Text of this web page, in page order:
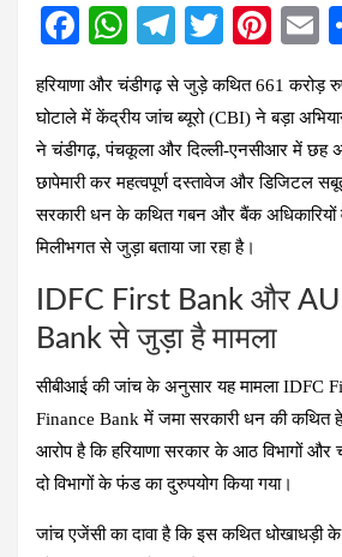
F
ce
b
o
o
k
W
h
at
s
A
p
p
T
el
e
gr
a
m
T
wi
tt
er
Pi
er
es
t
E
हरियाणा और चंडीगढ़ से जुड़े कथित 661 करोड़
घोटाले में केंद्रीय जांच ब्यूरो (CBI) ने बड़ा
ने चंडीगढ़, पंचकूला और दिल्ली-एनसीआर में छह
छापेमारी कर महत्वपूर्ण दस्तावेज और डिजिटल
सरकारी धन के कथित गबन और बैंक अधिकारियों व
मिलीभगत से जुड़ा बताया जा रहा है।
IDFC First Bank और
Bank से जुड़ा है मामला
सीबीआई की जांच के अनुसार यह मामला IDFC
Finance Bank में जमा सरकारी धन की कथित
आरोप है कि हरियाणा सरकार के आठ विभागों
दो विभागों के फंड का दुरुपयोग किया गया।
जांच एजेंसी का दावा है कि इस कथित धोखाधड़ी